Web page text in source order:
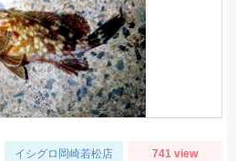
イシグロ岡崎若松店 741 view